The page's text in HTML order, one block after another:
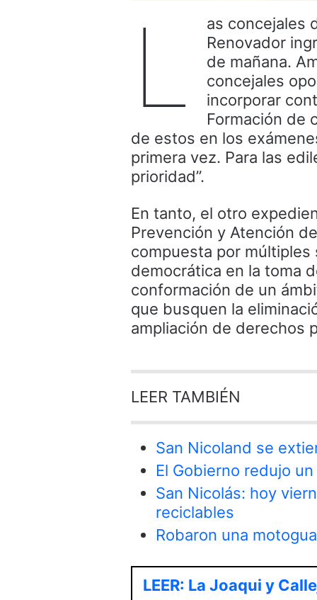
L
as concejales
Renovador
de mañana.
concejales
incorporar
Formación de
de estos en los
primera vez. Para las
prioridad”.
En tanto, el otro
Prevención y Atención
compuesta por
democrática en la toma
conformación de un
que busquen la
ampliación de derechos
LEER TAMBIÉN
San Nicoland se
El Gobierno redujo
San Nicolás: hoy
reciclables
Robaron una
LEER: La Joaqui y